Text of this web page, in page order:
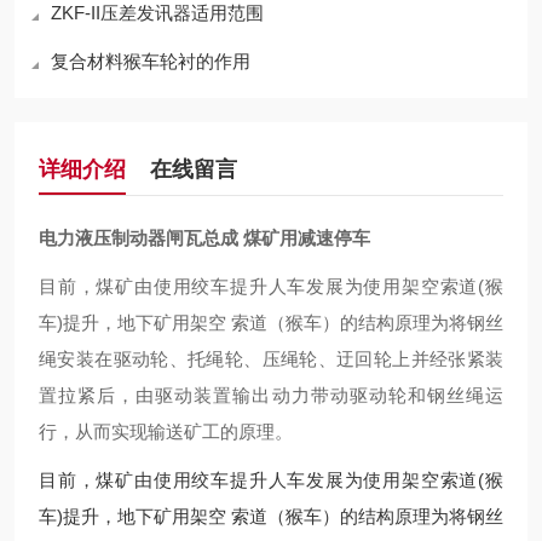
ZKF-II压差发讯器适用范围
复合材料猴车轮衬的作用
详细介绍 在线留言
电力液压制动器闸瓦总成 煤矿用减速停车
目前，煤矿由使用绞车提升人车发展为使用架空索道(猴
车)提升，地下矿用架空 索道（猴车）的结构原理为将钢丝
绳安装在驱动轮、托绳轮、压绳轮、迂回轮上并经张紧装
置拉紧后，由驱动装置输出动力带动驱动轮和钢丝绳运
行，从而实现输送矿工的原理。
目前，煤矿由使用绞车提升人车发展为使用架空索道(猴
车)提升，地下矿用架空 索道（猴车）的结构原理为将钢丝